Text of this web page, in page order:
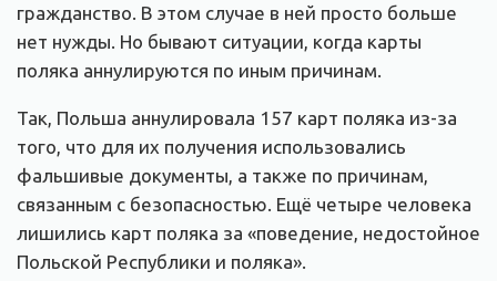
гражданство. В этом случае в ней просто больше
нет нужды. Но бывают ситуации, когда карты
поляка аннулируются по иным причинам.
Так, Польша аннулировала 157 карт поляка из-за
того, что для их получения использовались
фальшивые документы, а также по причинам,
связанным с безопасностью. Ещё четыре человека
лишились карт поляка за «поведение, недостойное
Польской Республики и поляка».